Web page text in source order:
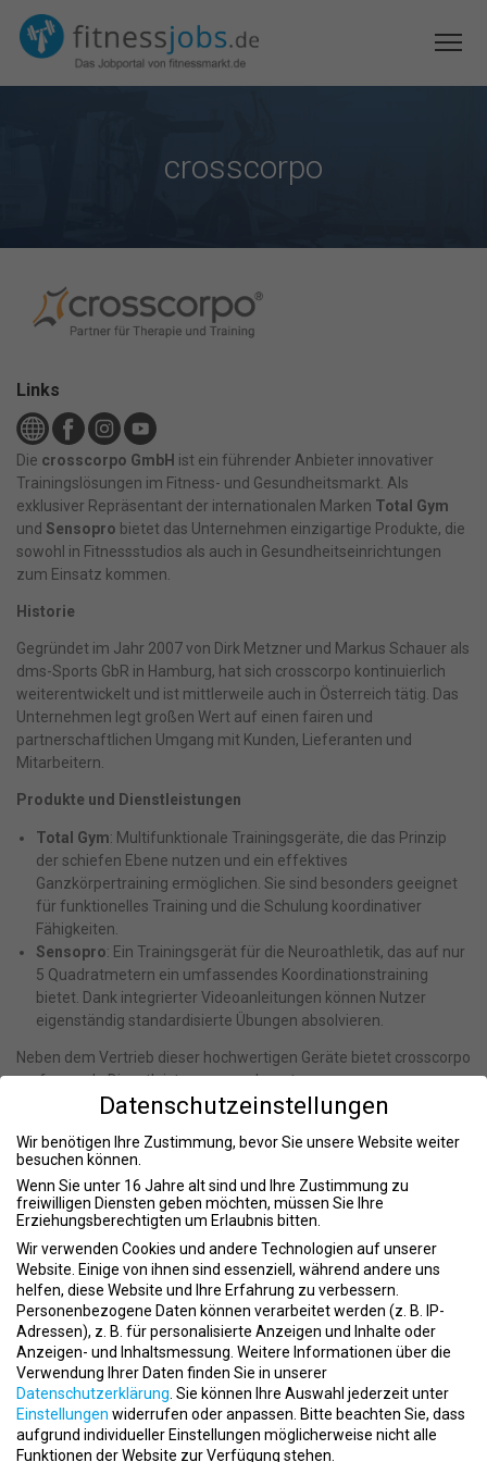
crosscorpo
Links
Die crosscorpo GmbH ist ein führender Anbieter innovativer
Trainingslösungen im Fitness- und Gesundheitsmarkt. Als
exklusiver Repräsentant der internationalen Marken Total Gym
und Sensopro bietet das Unternehmen einzigartige Produkte, die
sowohl in Fitnessstudios als auch in Gesundheitseinrichtungen
zum Einsatz kommen.
Historie
Gegründet im Jahr 2007 von Dirk Metzner und Markus Schauer als
dms-Sports GbR in Hamburg, hat sich crosscorpo kontinuierlich
weiterentwickelt und ist mittlerweile auch in Österreich tätig. Das
Unternehmen legt großen Wert auf einen fairen und
partnerschaftlichen Umgang mit Kunden, Lieferanten und
Mitarbeitern.
Produkte und Dienstleistungen
Total Gym: Multifunktionale Trainingsgeräte, die das Prinzip
der schiefen Ebene nutzen und ein effektives
Ganzkörpertraining ermöglichen. Sie sind besonders geeignet
für funktionelles Training und die Schulung koordinativer
Fähigkeiten.
Sensopro: Ein Trainingsgerät für die Neuroathletik, das auf nur
5 Quadratmetern ein umfassendes Koordinationstraining
bietet. Dank integrierter Videoanleitungen können Nutzer
eigenständig standardisierte Übungen absolvieren.
Neben dem Vertrieb dieser hochwertigen Geräte bietet crosscorpo
umfassende Dienstleistungen an, darunter:
Beratung: Individuelle Planung und betriebswirtschaftliche
Unterstützung für Kundenprojekte.
Schulungen: Umfassende Trainings für Teams, durchgeführt
von Physiotherapeuten oder Sportwissenschaftlern, um einen
reibungslosen Umgang mit den Trainingssystemen zu
gewährleisten.
Service: Von der Lieferung und Installation der Geräte bis hin zu
regelmäßigen Wartungen und sicherheitstechnischen
Kontrollen durch das hauseigene Service-Techniker-Team.
Karriere bei crosscorpo
crosscorpo bietet ein dynamisches Arbeitsumfeld mit flachen
Hierarchien und kurzen Entscheidungswegen. Das Unternehmen
sucht kontinuierlich nach engagierten Mitarbeitern, die
gemeinsam mit dem Team innovative Trainingslösungen
Datenschutzeinstellungen
Wir benötigen Ihre Zustimmung, bevor Sie unsere Website weiter
besuchen können.
Wenn Sie unter 16 Jahre alt sind und Ihre Zustimmung zu
freiwilligen Diensten geben möchten, müssen Sie Ihre
Erziehungsberechtigten um Erlaubnis bitten.
Wir verwenden Cookies und andere Technologien auf unserer
Website. Einige von ihnen sind essenziell, während andere uns
helfen, diese Website und Ihre Erfahrung zu verbessern.
Personenbezogene Daten können verarbeitet werden (z. B. IP-
Adressen), z. B. für personalisierte Anzeigen und Inhalte oder
Anzeigen- und Inhaltsmessung. Weitere Informationen über die
Verwendung Ihrer Daten finden Sie in unserer
Datenschutzerklärung Sie können Ihre Auswahl jederzeit unter
Einstellungen widerrufen oder anpassen. Bitte beachten Sie, dass
aufgrund individueller Einstellungen möglicherweise nicht alle
Funktionen der Website zur Verfügung stehen.